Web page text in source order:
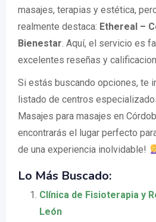
masajes, terapias y estética,
realmente destaca: Ethereal –
Bienestar. Aquí, el servicio es
excelentes reseñas y
Si estás buscando opciones, te
listado de centros
Masajes para masajes en
encontrarás el lugar perfecto
de una experiencia inolvidable!
Lo Más Buscado:
Clínica de Fisioterapia y
León